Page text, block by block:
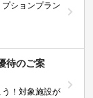
ションプラン
待のご案
！対象施設が